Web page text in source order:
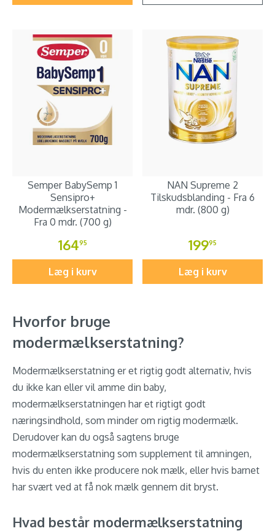
Semper BabySemp 1
Sensipro+
Modermælkserstatning -
Fra 0 mdr. (700 g)
16495
Læg i kurv
NAN Supreme 2
Tilskudsblanding - Fra 6
mdr. (800 g)
19995
Læg i kurv
Hvorfor bruge
modermælkserstatning?
Modermælkserstatning er et rigtig godt alternativ, hvis
du ikke kan eller vil amme din baby,
modermælkserstatningen har et rigtigt godt
næringsindhold, som minder om rigtig modermælk.
Derudover kan du også sagtens bruge
modermælkserstatning som supplement til amningen,
hvis du enten ikke producere nok mælk, eller hvis barnet
har svært ved at få nok mælk gennem dit bryst.
Hvad består modermælkserstatning